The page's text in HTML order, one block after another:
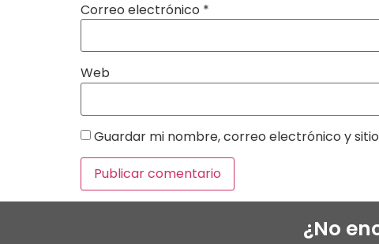
Correo electrónico *
Web
Guardar mi nombre, correo electrónico y
¿No